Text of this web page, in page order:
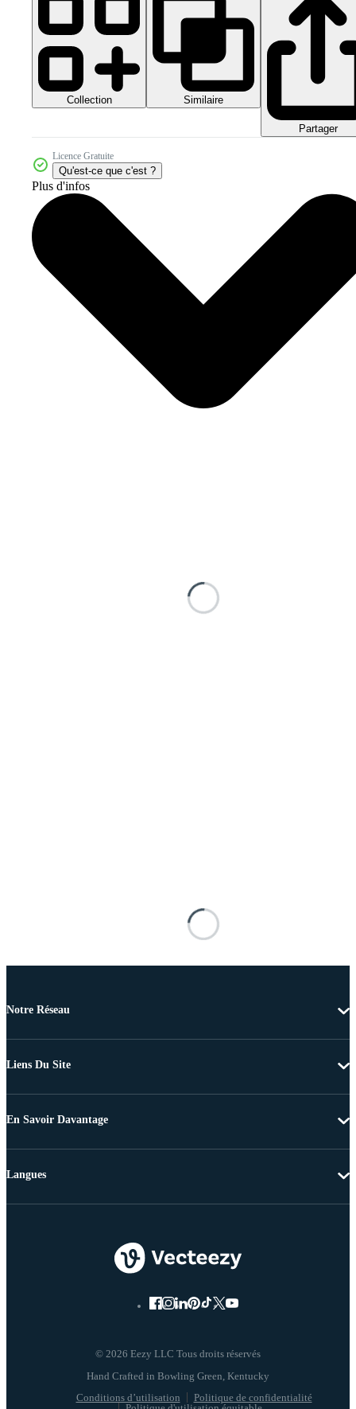
Collection Similaire
Partager
Licence Gratuite
Qu'est-ce que c'est ?
Plus d'infos
Notre Réseau
Liens Du Site
En Savoir Davantage
© 2026 Eezy LLC Tous droits réservés
Conditions d’utilisation
Politique de confidentialité
Langues